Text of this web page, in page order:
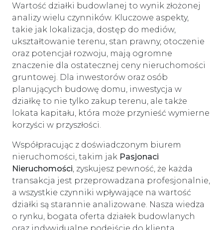
Wartość działki budowlanej to wynik złożonej
analizy wielu czynników. Kluczowe aspekty,
takie jak lokalizacja, dostęp do mediów,
ukształtowanie terenu, stan prawny, otoczenie
oraz potencjał rozwoju, mają ogromne
znaczenie dla ostatecznej ceny nieruchomości
gruntowej. Dla inwestorów oraz osób
planujących budowę domu, inwestycja w
działkę to nie tylko zakup terenu, ale także
lokata kapitału, która może przynieść wymierne
korzyści w przyszłości.
Współpracując z doświadczonym biurem
nieruchomości, takim jak Pasjonaci
Nieruchomości , zyskujesz pewność, że każda
transakcja jest przeprowadzana profesjonalnie,
a wszystkie czynniki wpływające na wartość
działki są starannie analizowane. Nasza wiedza
o rynku, bogata oferta działek budowlanych
oraz indywidualne podejście do klienta